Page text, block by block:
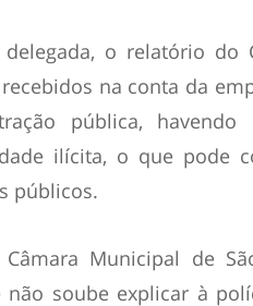
o relatório do
na conta da
pública, havendo
ilícita, o que pode
públicos.
Municipal de
não soube explicar à